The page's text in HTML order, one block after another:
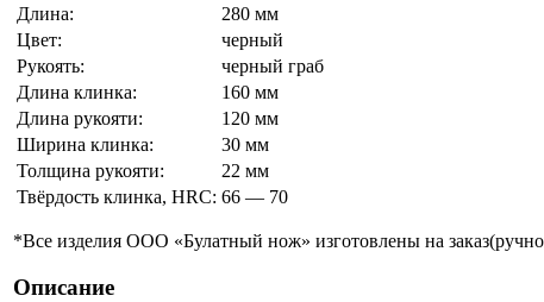
Длина:
280 мм
Цвет:
черный
Рукоять:
черный граб
Длина клинка:
160 мм
Длина рукояти:
120 мм
Ширина клинка:
30 мм
Толщина рукояти:
22 мм
Твёрдость клинка, HRC: 66 — 70
*Все изделия ООО «Булатный нож» изготовлены на
Описание